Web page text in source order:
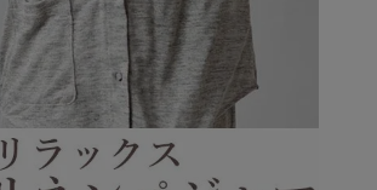
夏 秋
生活雑貨 カタログギフト
長袖 半袖